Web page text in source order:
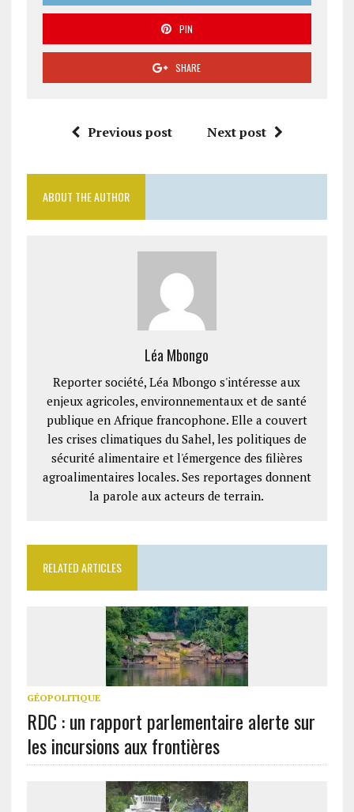
PIN
SHARE
Previous post Next post
ABOUT THE AUTHOR
Léa Mbongo
Reporter société, Léa Mbongo s'intéresse aux
enjeux agricoles, environnementaux et de santé
publique en Afrique francophone. Elle a couvert
les crises climatiques du Sahel, les politiques de
sécurité alimentaire et l'émergence des filières
agroalimentaires locales. Ses reportages donnent
la parole aux acteurs de terrain.
RELATED ARTICLES
GÉOPOLITIQUE
RDC : un rapport parlementaire alerte sur
les incursions aux frontières